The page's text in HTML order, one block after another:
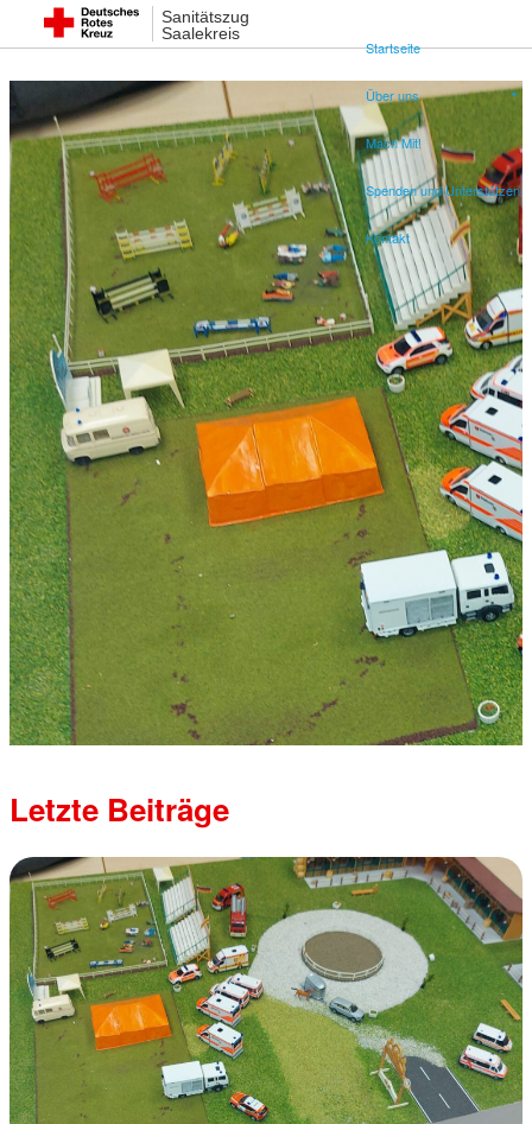
Sanitätszug
Saalekreis
Startseite
Über uns
Mach Mit!
Spenden und Unterstützen
Kontakt
Letzte Beiträge